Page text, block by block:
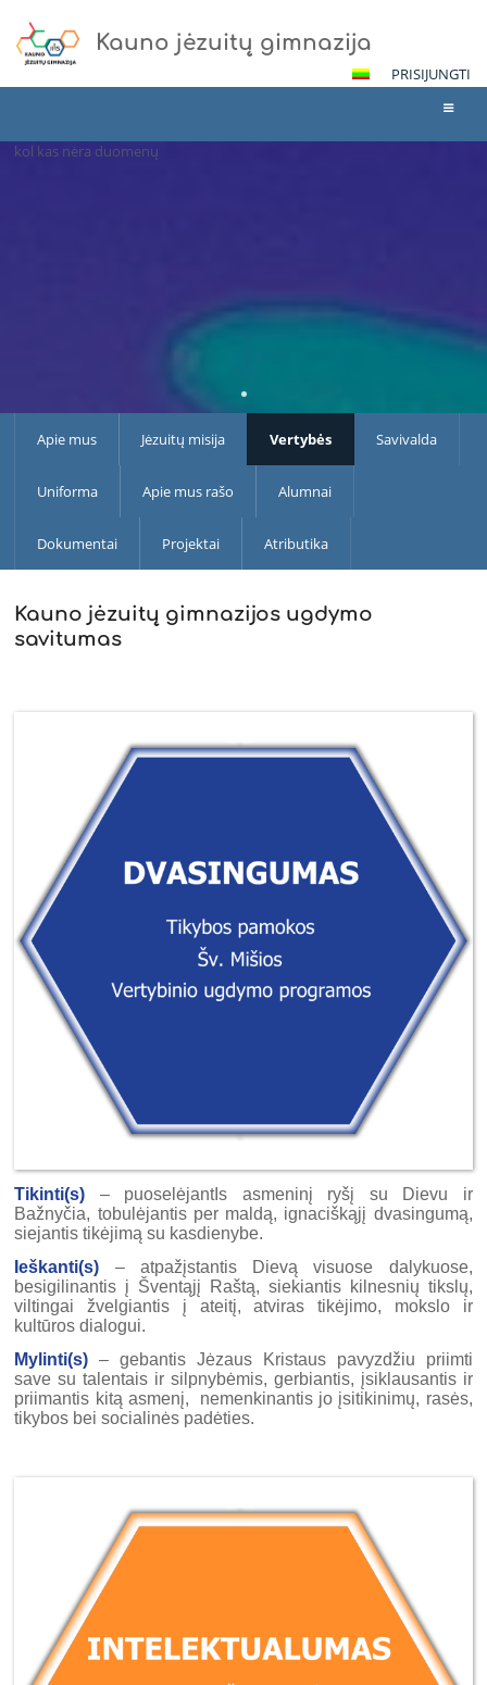
Kauno jėzuitų gimnazija
PRISIJUNGTI
Apie
kol kas nėra duomenų
Apie mus Jėzuitų misija Vertybės Savivalda
Uniforma Apie mus rašo Alumnai
Dokumentai Projektai Atributika
Kauno jėzuitų gimnazijos ugdymo
savitumas
Tikinti(s)
– puoselėjantIs asmeninį ryšį su Dievu ir
Bažnyčia, tobulėjantis per maldą, ignaciškąjį dvasingumą,
siejantis tikėjimą su kasdienybe.
Ieškanti(s) – atpažįstantis Dievą visuose dalykuose,
besigilinantis į Šventąjį Raštą, siekiantis kilnesnių tikslų,
viltingai žvelgiantis į ateitį, atviras tikėjimo, mokslo ir
kultūros dialogui.
Mylinti(s) – gebantis Jėzaus Kristaus pavyzdžiu priimti
save su talentais ir silpnybėmis, gerbiantis, įsiklausantis ir
priimantis kitą asmenį, nemenkinantis jo įsitikinimų, rasės,
tikybos bei socialinės padėties.